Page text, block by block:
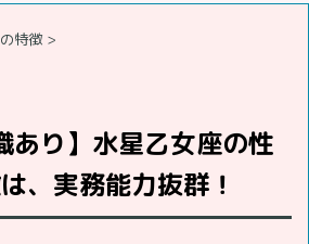
特徴 >
あり】水星乙女座の性
、実務能力抜群！